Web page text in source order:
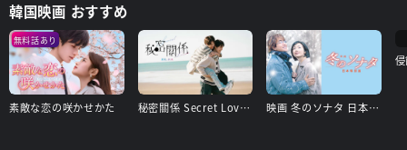
韓国映画 おすすめ
無料話あり
素敵な恋の咲かせかた 秘密關係 Secret Lover 最後の約束 映画 冬のソナタ 日本特別版